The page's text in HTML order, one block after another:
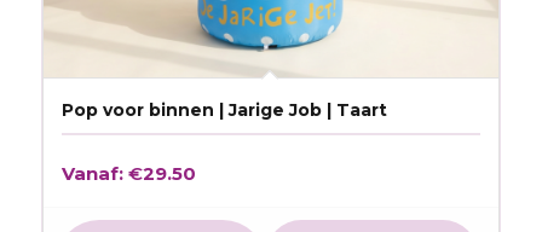
Pop voor binnen | Jarige Job | Taart
Vanaf: €29.50